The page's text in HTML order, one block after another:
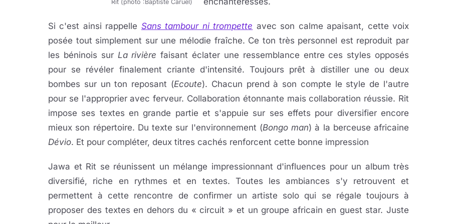
Rit (photo :Baptiste Caruel)
Si c'est ainsi rappelle Sans tambour ni trompette avec son calme apaisant, cette voix
posée tout simplement sur une mélodie fraîche. Ce ton très personnel est reproduit par
les béninois sur La rivière faisant éclater une ressemblance entre ces styles opposés
pour se révéler finalement criante d'intensité. Toujours prêt à distiller une ou deux
bombes sur un ton reposant (Ecoute). Chacun prend à son compte le style de l'autre
pour se l'approprier avec ferveur. Collaboration étonnante mais collaboration réussie. Rit
impose ses textes en grande partie et s'appuie sur ses effets pour diversifier encore
mieux son répertoire. Du texte sur l'environnement (Bongo man) à la berceuse africaine
Dévio. Et pour compléter, deux titres cachés renforcent cette bonne impression
Jawa et Rit se réunissent un mélange impressionnant d'influences pour un album très
diversifié, riche en rythmes et en textes. Toutes les ambiances s'y retrouvent et
permettent à cette rencontre de confirmer un artiste solo qui se régale toujours à
proposer des textes en dehors du « circuit » et un groupe africain en guest star. Juste